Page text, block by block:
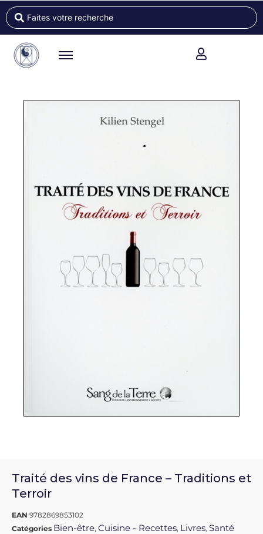
Traité des vins de France – Traditions et
Terroir
EAN 9782869853102
Catégories Bien-être, Cuisine - Recettes, Livres, Santé